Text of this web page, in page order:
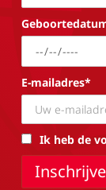
E-mailadres*
Ik heb de